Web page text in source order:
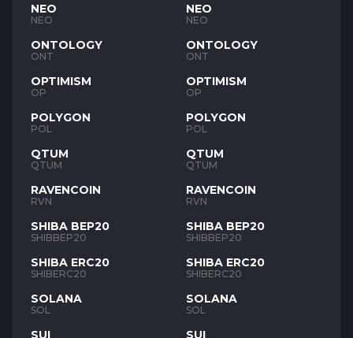
NEO
NEO
ONTOLOGY
ONT
OPTIMISM
OP
POLYGON
POL
QTUM
QTUM
RAVENCOIN
RVN
SHIBA BEP20
SHIBBEP20
SHIBA ERC20
SHIBERC20
SOLANA
SOL
SUI
NEO
NEO
ONTOLOGY
ONT
OPTIMISM
OP
POLYGON
POL
QTUM
QTUM
RAVENCOIN
RVN
SHIBA BEP20
SHIBBEP20
SHIBA ERC20
SHIBERC20
SOLANA
SOL
SUI